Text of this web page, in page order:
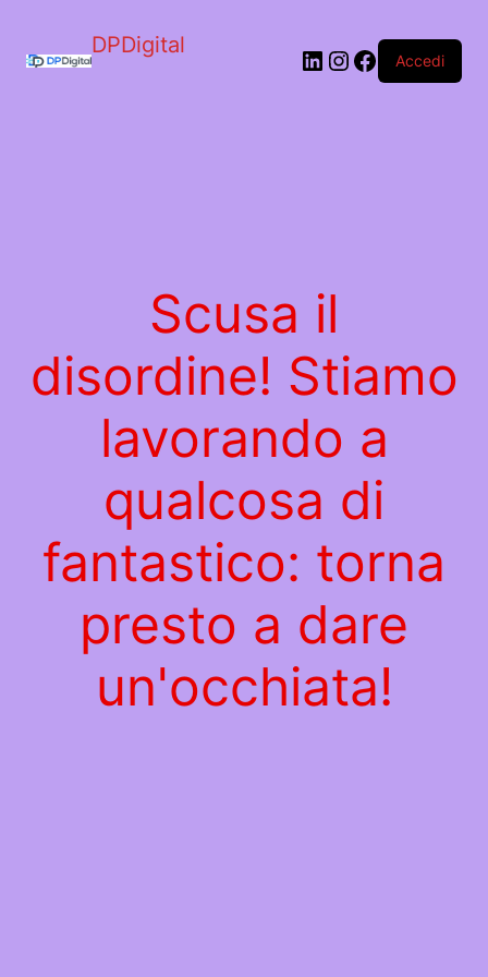
DPDigital LinkedIn
Instagram
Facebook
Accedi
Scusa il
disordine! Stiamo
lavorando a
qualcosa di
fantastico: torna
presto a dare
un'occhiata!